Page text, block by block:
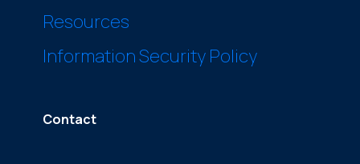
Resources
Information Security Policy
Contact